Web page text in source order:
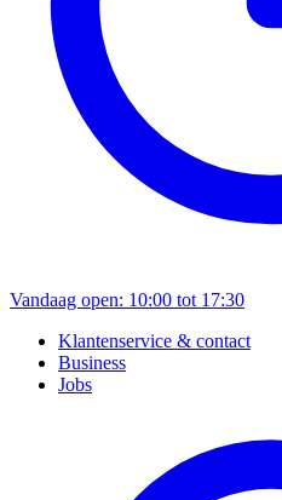
Vandaag open: 10:00 tot 17:30
Klantenservice & contact
Business
Jobs